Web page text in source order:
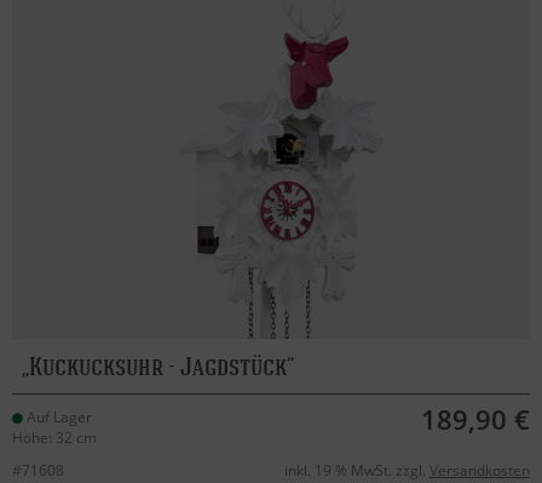
Kuckucksuhr - Jagdstück
Auf Lager
Höhe: 32 cm
189,90 €
#71608 inkl. 19 % MwSt. zzgl. Versandkosten